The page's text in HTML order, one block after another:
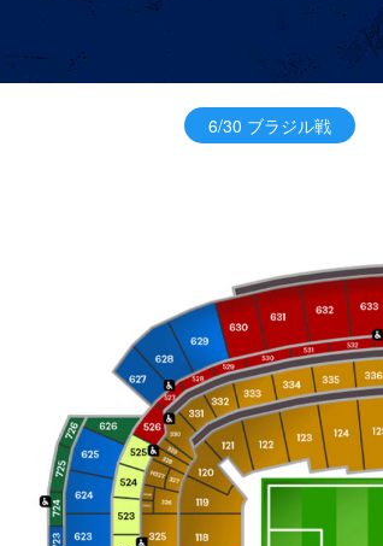
6/30 ブラジル戦